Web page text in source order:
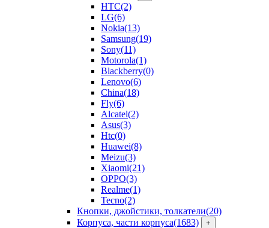
HTC(2)
LG(6)
Nokia(13)
Samsung(19)
Sony(11)
Motorola(1)
Blackberry(0)
Lenovo(6)
China(18)
Fly(6)
Alcatel(2)
Asus(3)
Htc(0)
Huawei(8)
Meizu(3)
Xiaomi(21)
OPPO(3)
Realme(1)
Tecno(2)
Кнопки, джойстики, толкатели(20)
Корпуса, части корпуса(1683) +